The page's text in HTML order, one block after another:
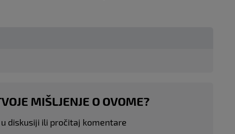
MIŠLJENJE O OVOME?
diskusiji ili pročitaj komentare